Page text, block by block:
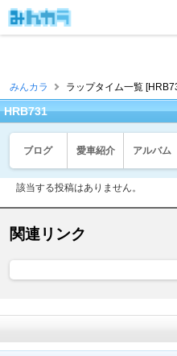
みんカラ ラップタイム一覧
HRB731
ブログ 愛車紹介 アルバム
該当する投稿はありません。
関連リンク